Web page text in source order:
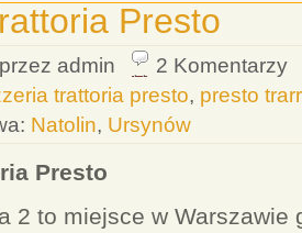
Presto
admin
2 Komentarzy
trattoria presto, presto
Natolin, Ursynów
Presto
2 to miejsce w Warszawie